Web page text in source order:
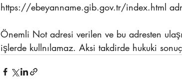
https://ebeyanname.gib.gov.tr/index.html
Önemli Not adresi verilen ve bu adresten
işlerde kullnılamaz. Aksi takdirde hukuki